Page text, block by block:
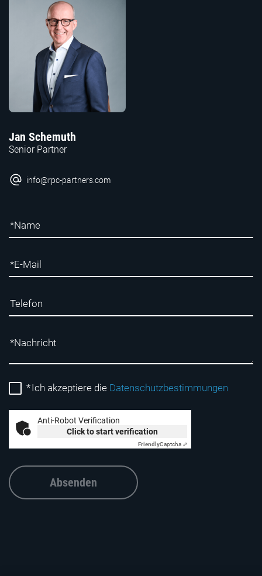
Jan Schemuth
Senior Partner
info@rpc-partners.com
*Ich akzeptiere die Datenschutzbestimmungen
Anti-Robot Verification
Click to start verification
FriendlyCaptcha ⇗
Absenden